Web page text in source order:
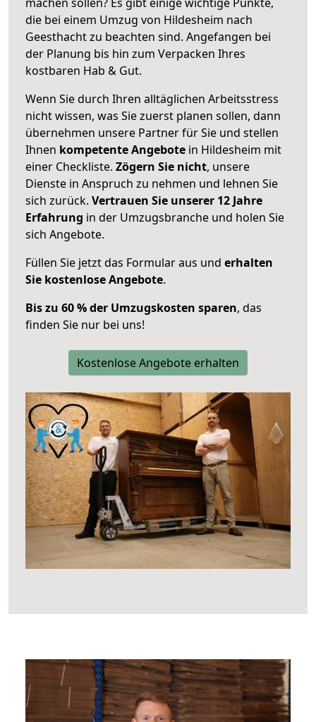
die bei einem Umzug von Hildesheim nach
Geesthacht zu beachten sind. Angefangen bei
der Planung bis hin zum Verpacken Ihres
kostbaren Hab & Gut.
Wenn Sie durch Ihren alltäglichen Arbeitsstress
nicht wissen, was Sie zuerst planen sollen, dann
übernehmen unsere Partner für Sie und stellen
Ihnen kompetente Angebote in Hildesheim mit
einer Checkliste. Zögern Sie nicht, unsere
Dienste in Anspruch zu nehmen und lehnen Sie
sich zurück. Vertrauen Sie unserer 12 Jahre
Erfahrung in der Umzugsbranche und holen Sie
sich Angebote.
Füllen Sie jetzt das Formular aus und erhalten
Sie kostenlose Angebote.
Bis zu 60 % der Umzugskosten sparen, das
finden Sie nur bei uns!
Kostenlose Angebote erhalten